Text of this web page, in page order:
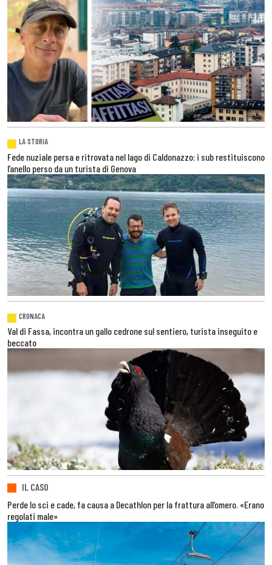
LA STORIA
Fede nuziale persa e ritrovata nel lago di Caldonazzo: i sub restituiscono
l’anello perso da un turista di Genova
CRONACA
Val di Fassa, incontra un gallo cedrone sul sentiero, turista inseguito e
beccato
IL CASO
Perde lo sci e cade, fa causa a Decathlon per la frattura all’omero. «Erano
regolati male»